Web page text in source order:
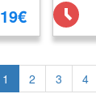
19€
1 2 3 4